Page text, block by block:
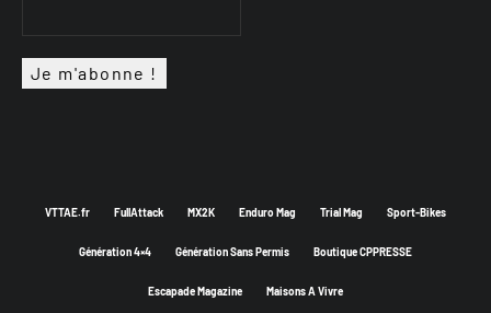
VTTAE.fr FullAttack MX2K Enduro Mag Trial Mag Sport-Bikes
Génération 4×4 Génération Sans Permis Boutique CPPRESSE
Escapade Magazine Maisons A Vivre